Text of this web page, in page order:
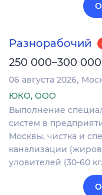
Разнорабочий
250 000–300 000
06 августа 2026
ЮКО, ООО
Выполнение
систем в
Москвы, чистка и
канализации
уловителей (30-60